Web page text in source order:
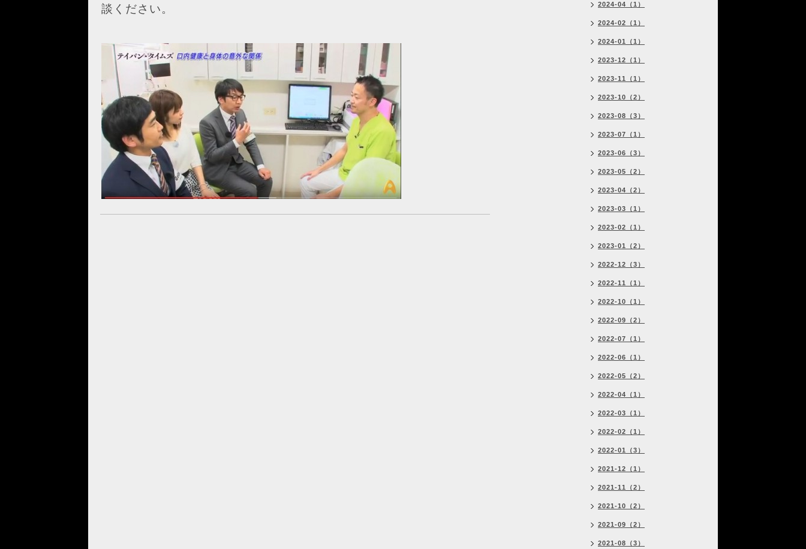
談ください。
2024-04（1）
2024-02（1）
2024-01（1）
2023-12（1）
2023-11（1）
2023-10（2）
2023-08（3）
2023-07（1）
2023-06（3）
2023-05（2）
2023-04（2）
2023-03（1）
2023-02（1）
2023-01（2）
2022-12（3）
2022-11（1）
2022-10（1）
2022-09（2）
2022-07（1）
2022-06（1）
2022-05（2）
2022-04（1）
2022-03（1）
2022-02（1）
2022-01（3）
2021-12（1）
2021-11（2）
2021-10（2）
2021-09（2）
2021-08（3）